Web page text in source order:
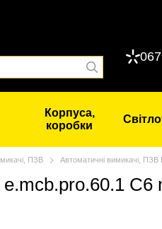
Корпуса,
коробки
ПЗВ Автоматичні вимикачі, ПЗВ
C6